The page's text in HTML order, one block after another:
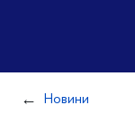
Новини